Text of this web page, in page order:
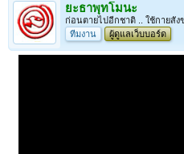
ยะธาพุทโมนะ
ก่อนตายไปอีกชาติ .. ใช้กายสัง
ทีมงาน
ผู้ดูแลเว็บบอร์ด